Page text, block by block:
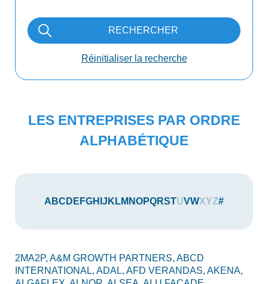
RECHERCHER
Réinitialiser la recherche
LES ENTREPRISES PAR ORDRE
ALPHABÉTIQUE
A BC D E FGH J KLM NOPQRSTUVWXYZ#
2MA2P, A&M GROWTH PARTNERS, ABCD
INTERNATIONAL, ADAL, AFD VERANDAS, AKENA,